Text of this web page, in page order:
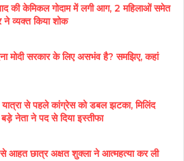
की केमिकल गोदाम में लगी आग, 2 महिलाओं समेत
ने व्यक्त किया शोक
मोदी सरकार के लिए असभंव है? समझिए, कहां
से पहले कांग्रेस को डबल झटका, मिलिंद
नेता ने पद से दिया इस्तीफा
से आहत छात्र अक्षत शुक्ला ने आत्महत्या कर ली